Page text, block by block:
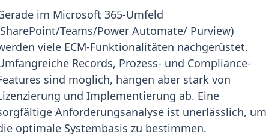
im Microsoft 365-Umfeld
Teams/Power Automate/ Purview)
viele ECM-Funktionalitäten nachgerüstet.
Records, Prozess- und Compliance-
sind möglich, hängen aber stark von
und Implementierung ab. Eine
Anforderungsanalyse ist unerlässlich, um
optimale Systembasis zu bestimmen.